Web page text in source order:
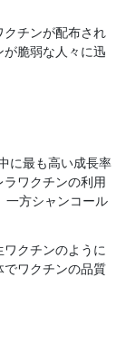
クチンが配布され
脆弱な人々に迅
に最も高い成長率
ワクチンの利用
一方シャンコール
クチンのように
でワクチンの品質